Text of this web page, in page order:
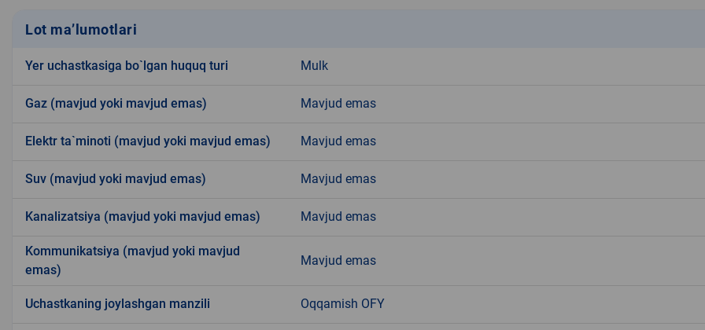
Lot ma’lumotlari
Yer uchastkasiga bo`lgan huquq turi Mulk
Gaz (mavjud yoki mavjud emas) Mavjud emas
Elektr ta`minoti (mavjud yoki mavjud emas) Mavjud emas
Suv (mavjud yoki mavjud emas) Mavjud emas
Kanalizatsiya (mavjud yoki mavjud emas) Mavjud emas
Kommunikatsiya (mavjud yoki mavjud
emas)
Mavjud emas
Uchastkaning joylashgan manzili Oqqamish OFY